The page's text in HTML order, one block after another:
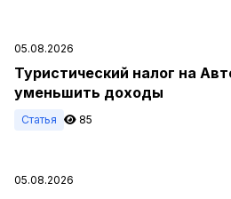
05.08.2026
Туристический налог на
уменьшить доходы
Статья 85
05.08.2026